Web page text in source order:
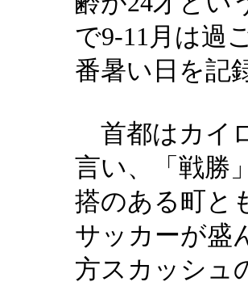
で9-11 月は過
番暑い日を記
首都はカイ
言い、「戦勝
搭のある町と
サッカーが盛
方スカッシュ